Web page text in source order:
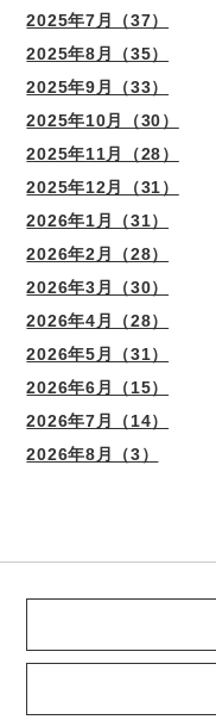
2025年7月（37）
2025年8月（35）
2025年9月（33）
2025年10月（30）
2025年11月（28）
2025年12月（31）
2026年1月（31）
2026年2月（28）
2026年3月（30）
2026年4月（28）
2026年5月（31）
2026年6月（15）
2026年7月（14）
2026年8月（3）